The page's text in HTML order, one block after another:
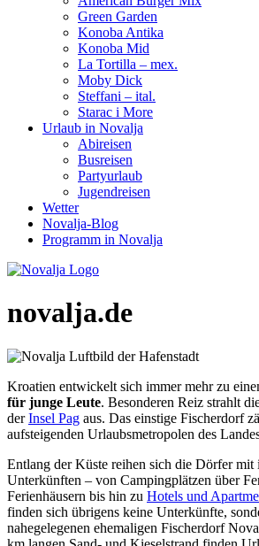
Green Garden
Konoba Antika
Konoba Mid
La Tortilla – mex.
Moby Dick
Steffani – ital.
Starac i More
Urlaub in Novalja
Abireisen
Busreisen
Partyurlaub
Jugendreisen
Wetter
Novalja-Blog
Programm in Novalja
Novalja und Zrće Beach Infos – Insel Pag /
novalja.de
Kroatien entwickelt sich immer mehr zu
für junge Leute. Besonderen Reiz strahlt
derInsel Pag aus. Das einstige Fischerdorf
aufsteigenden Urlaubsmetropolen des
Entlang der Küste reihen sich die Dörfer mit
Unterkünften – von Campingplätzen über
Ferienhäusern bis hin zu Hotels und
finden sich übrigens keine Unterkünfte,
nahegelegenen ehemaligen Fischerdorf